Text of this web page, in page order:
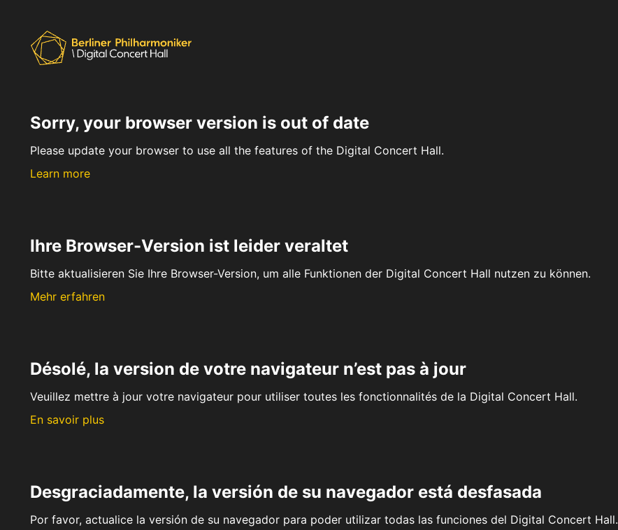
Sorry, your browser version is out of date
Please update your browser to use all the features of the Digital Concert Hall.
Learn more
Ihre Browser-Version ist leider veraltet
Bitte aktualisieren Sie Ihre Browser-Version, um alle Funktionen der Digital Concert Hall nutzen zu können.
Mehr erfahren
Désolé, la version de votre navigateur n’est pas à jour
Veuillez mettre à jour votre navigateur pour utiliser toutes les fonctionnalités de la Digital Concert Hall.
En savoir plus
Desgraciadamente, la versión de su navegador está desfasada
Por favor, actualice la versión de su navegador para poder utilizar todas las funciones del Digital Concert Hall.